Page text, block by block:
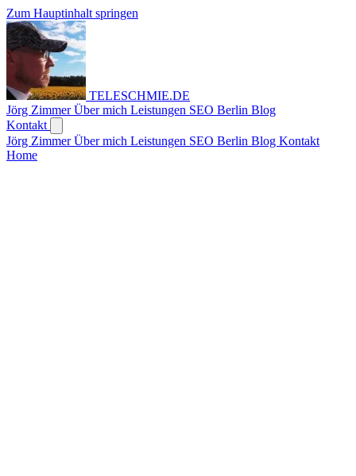
Zum Hauptinhalt springen
TELESCHMIE.DE
Jörg ZimmerÜber mich Leistungen SEO Berlin Blog
Kontakt
Jörg ZimmerÜber mich Leistungen SEO Berlin Blog Kontakt
Home